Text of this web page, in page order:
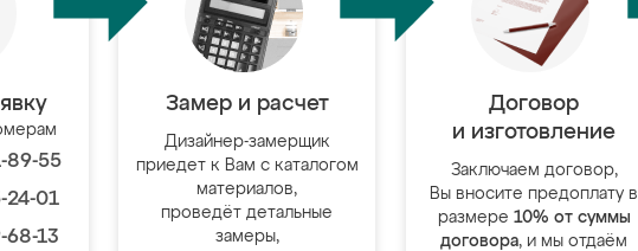
89-55
24-01
68-13
Замер и расчет
Дизайнер-замерщик
приедет к Вам с каталогом
материалов,
проведёт детальные
замеры,
Договор
и изготовление
Заключаем договор,
Вы вносите предоплату в
размере 10% от суммы
договора, и мы отдаём